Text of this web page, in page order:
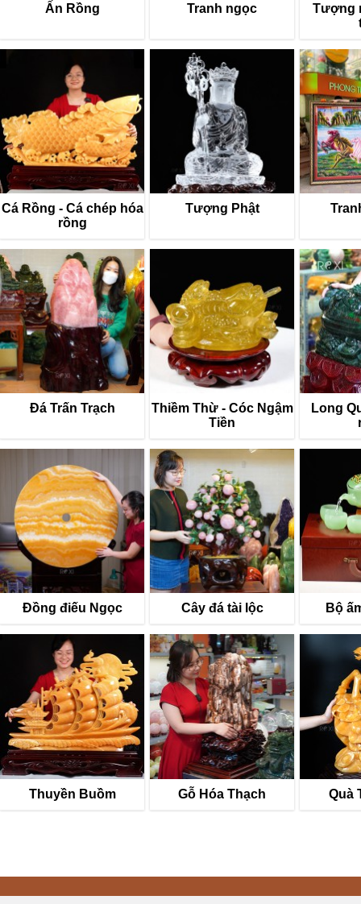
Ấn Rồng Tranh ngọc
Tượng
Cá Rồng - Cá chép hóa
rồng
Tượng Phật
Đá Trấn Trạch
Thiềm Thừ - Cóc Ngậm
Tiền
Long
Đồng điếu Ngọc Cây đá tài lộc Bộ
Thuyền Buồm Gỗ Hóa Thạch Quà